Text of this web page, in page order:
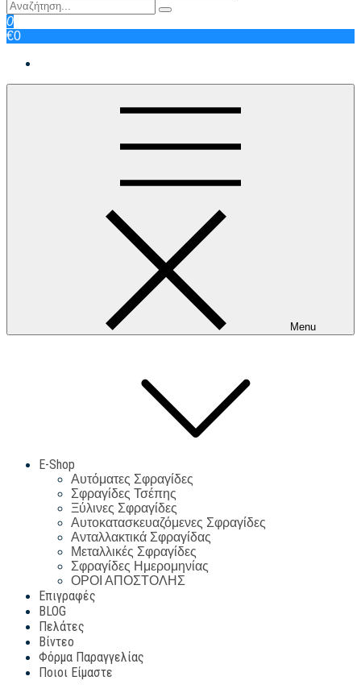
0
€0
Menu
E-Shop
Αυτόματες Σφραγίδες
Σφραγίδες Τσέπης
Ξύλινες Σφραγίδες
Αυτοκατασκευαζόμενες Σφραγίδες
Ανταλλακτικά Σφραγίδας
Μεταλλικές Σφραγίδες
Σφραγίδες Ημερομηνίας
ΟΡΟΙ ΑΠΟΣΤΟΛΗΣ
Επιγραφές
BLOG
Πελάτες
Βίντεο
Φόρμα Παραγγελίας
Ποιοι Είμαστε